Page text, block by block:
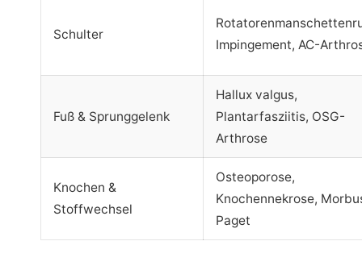
Schulter
Impingement, AC-
Fuß & Sprunggelenk
Hallux valgus,
Plantarfasziitis, OSG-
Arthrose
Knochen &
Stoffwechsel
Osteoporose,
Knochennekrose,
Paget